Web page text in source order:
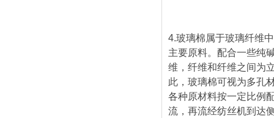
4.玻璃棉属于玻璃纤维
主要原料。配合一些纯
维，纤维和纤维之间为
此，玻璃棉可视为多孔
各种原材料按一定比例
流，再流经纺丝机到达